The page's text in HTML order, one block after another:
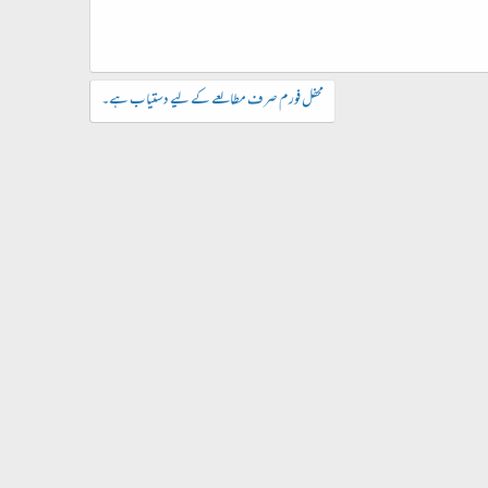
محفل فورم صرف مطالعے کے لیے دستیاب ہے۔